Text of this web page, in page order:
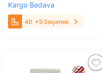
Kargo Bedava
40 +9 Seçenek